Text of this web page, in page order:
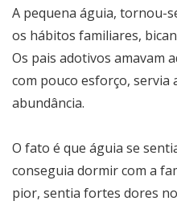
A pequena águia, tornou-
os hábitos familiares,
Os pais adotivos amavam
com pouco esforço,
abundância.
O fato é que águia se
conseguia dormir com a
pior, sentia fortes dores